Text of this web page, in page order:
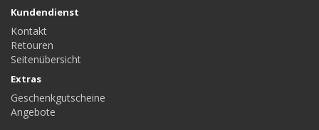
Kundendienst
Kontakt
Retouren
Seitenübersicht
Extras
Geschenkgutscheine
Angebote